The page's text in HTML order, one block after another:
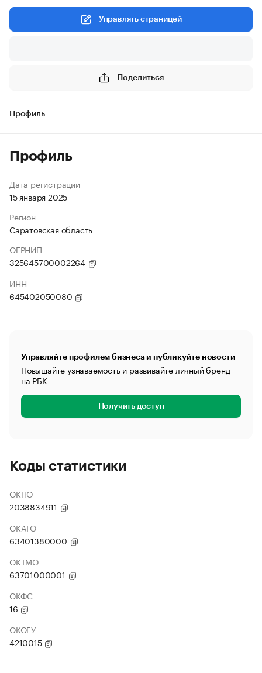
Управлять страницей
Поделиться
Профиль
Профиль
Дата регистрации
15 января 2025
Регион
Саратовская область
ОГРНИП
325645700002264
ИНН
645402050080
Управляйте профилем бизнеса и публикуйте новости
Повышайте узнаваемость и развивайте личный бренд
на РБК
Получить доступ
Коды статистики
ОКПО
2038834911
ОКАТО
63401380000
ОКТМО
63701000001
ОКФС
16
ОКОГУ
4210015